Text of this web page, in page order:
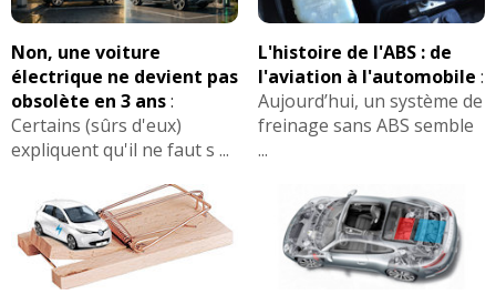
Non, une voiture
électrique ne devient pas
obsolète en 3 ans:
Certains (sûrs d'eux)
expliquent qu'il ne faut s ...
L'histoire de l'ABS : de
l'aviation à l'automobile :
Aujourd’hui, un système de
freinage sans ABS semble
...